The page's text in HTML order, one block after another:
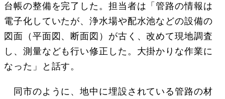
台帳の整備を完了した。担当者は「管路の情報は
電子化していたが、浄水場や配水池などの設備の
図面（平面図、断面図）が古く、改めて現地調査
し、測量なども行い修正した。大掛かりな作業に
なった」と話す。
同市のように、地中に埋設されている管路の材